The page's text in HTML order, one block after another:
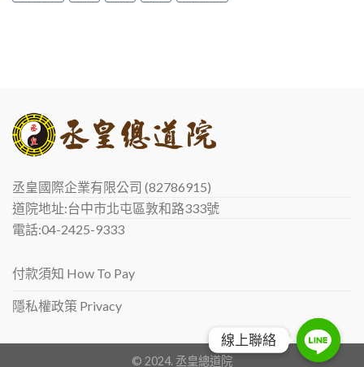
丞皇國際企業有限公司 (82786915)
道院地址:台中市北屯區敦和路333號
電話:04-2425-9333
付款須知 How To Pay
隱私權政策 Privacy
© 2024. 丞皇總道院
線上聯絡
線上聯絡